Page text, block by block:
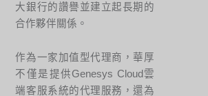
大銀行的讚譽並建立起長期的
合作夥伴關係。
作為一家加值型代理商，華厚
不僅是提供Genesys Cloud雲
端客服系統的代理服務，還為